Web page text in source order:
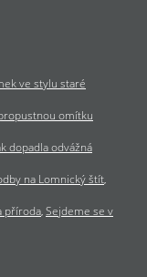
ve stylu staré
omítku
dopadla odvážná
na Lomnický štít
příroda Sejdeme se v